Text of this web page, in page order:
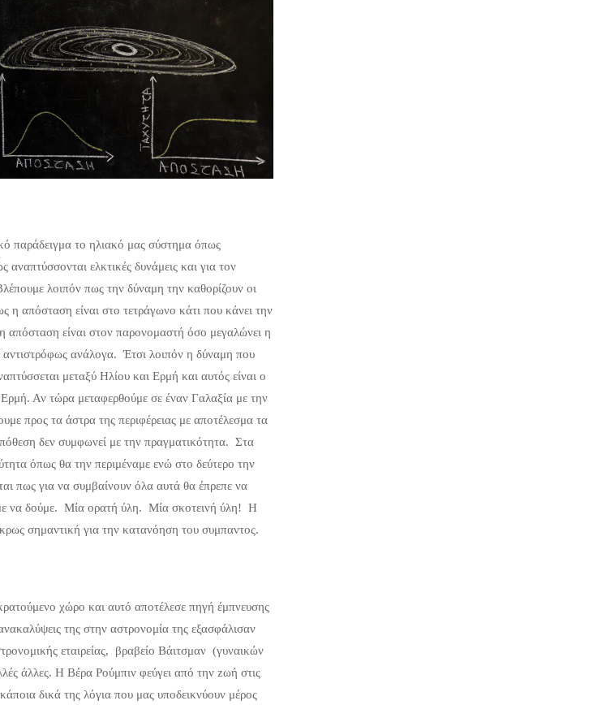
παράδειγμα το ηλιακό μας σύστημα όπως
ελκτικές δυνάμεις και για τον
λοιπόν πως την δύναμη την καθορίζουν οι
η απόσταση είναι στο τετράγωνο κάτι που κάνει την
είναι στον παρονομαστή όσο μεγαλώνει η
ανάλογα. Έτσι λοιπόν η δύναμη που
μεταξύ Ηλίου και Ερμή και αυτός είναι ο
Αν τώρα μεταφερθούμε σε έναν Γαλαξία με την
προς τα άστρα της περιφέρειας με αποτέλεσμα τα
δεν συμφωνεί με την πραγματικότητα. Στα
όπως θα την περιμέναμε ενώ στο δεύτερο την
πως για να συμβαίνουν όλα αυτά θα έπρεπε να
να δούμε. Μία ορατή ύλη. Μία σκοτεινή ύλη! Η
σημαντική για την κατανόηση του συμπαντος.
χώρο και αυτό αποτέλεσε πηγή έμπνευσης
της στην αστρονομία της εξασφάλισαν
εταιρείας, βραβείο Βάιτσμαν (γυναικών
άλλες. Η Βέρα Ρούμπιν φεύγει από την zωή στις
δικά της λόγια που μας υποδεικνύουν μέρος